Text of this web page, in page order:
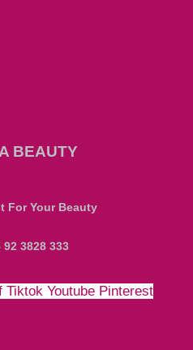
BEAUTY
For Your Beauty
3828 333
Tiktok Youtube Pinterest